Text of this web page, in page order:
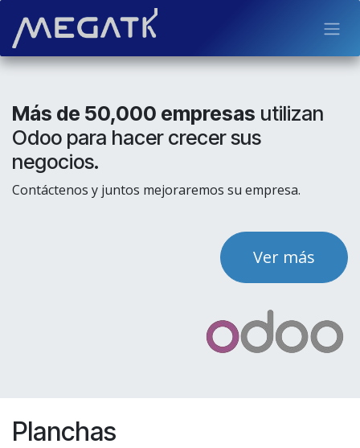
Más de 50,000 empresas utilizan
Odoo para hacer crecer sus
negocios.
Contáctenos y juntos mejoraremos su empresa.
Ver más
Planchas